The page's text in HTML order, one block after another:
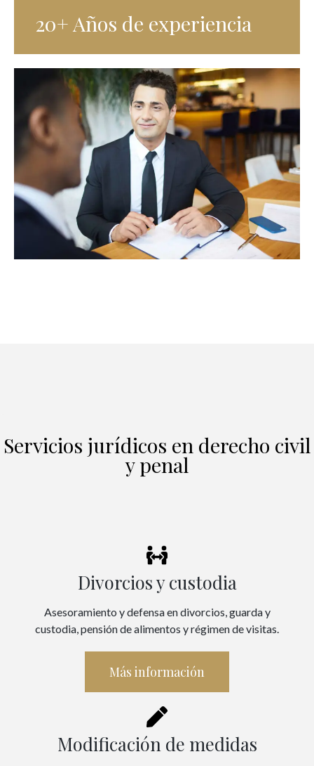
20+ Años de experiencia
Servicios jurídicos en derecho civil
y penal
Divorcios y custodia
Asesoramiento y defensa en divorcios, guarda y
custodia, pensión de alimentos y régimen de visitas.
Más información
Modificación de medidas